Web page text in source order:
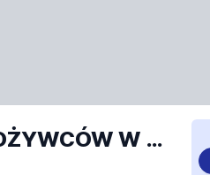
SPOŁEM POWSZECHNA SPÓŁDZIELNIA SPOŻYWCÓW W KOŚCIERZYNIE praca